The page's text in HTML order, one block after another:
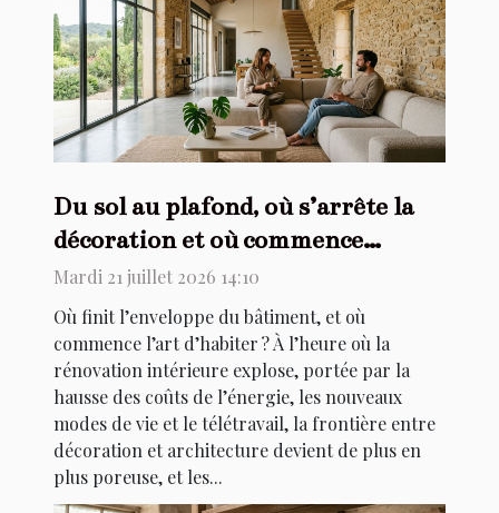
Du sol au plafond, où s’arrête la
décoration et où commence
l’architecture ?
Mardi 21 juillet 2026 14:10
Où finit l’enveloppe du bâtiment, et où
commence l’art d’habiter ? À l’heure où la
rénovation intérieure explose, portée par la
hausse des coûts de l’énergie, les nouveaux
modes de vie et le télétravail, la frontière entre
décoration et architecture devient de plus en
plus poreuse, et les...